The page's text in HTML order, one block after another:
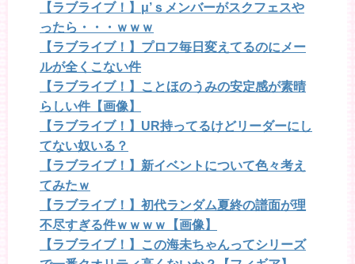
【ラブライブ！】μ’ｓメンバーがスクフェスや
ったら・・・ｗｗｗ
【ラブライブ！】プロフ毎日変えてるのにメー
ルが全くこない件
【ラブライブ！】ことほのうみの安定感が素晴
らしい件【画像】
【ラブライブ！】UR持ってるけどリーダーにし
てない奴いる？
【ラブライブ！】新イベントについて色々考え
てみたｗ
【ラブライブ！】初代ランダム夏終の譜面が理
不尽すぎる件ｗｗｗｗ【画像】
【ラブライブ！】この海未ちゃんってシリーズ